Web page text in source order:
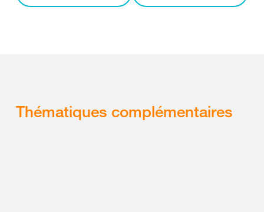
Thématiques complémentaires